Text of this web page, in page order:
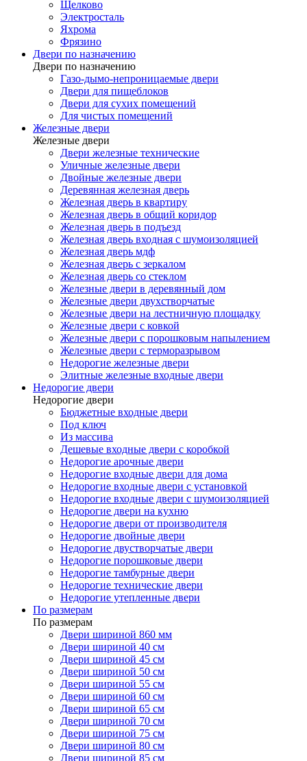
Щелково
Электросталь
Яхрома
Фрязино
Двери по назначению
Двери по назначению
Газо-дымо-непроницаемые двери
Двери для пищеблоков
Двери для сухих помещений
Для чистых помещений
Железные двери
Железные двери
Двери железные технические
Уличные железные двери
Двойные железные двери
Деревянная железная дверь
Железная дверь в квартиру
Железная дверь в общий коридор
Железная дверь в подъезд
Железная дверь входная с шумоизоляцией
Железная дверь мдф
Железная дверь с зеркалом
Железная дверь со стеклом
Железные двери в деревянный дом
Железные двери двухстворчатые
Железные двери на лестничную площадку
Железные двери с ковкой
Железные двери с порошковым напылением
Железные двери с терморазрывом
Недорогие железные двери
Элитные железные входные двери
Недорогие двери
Недорогие двери
Бюджетные входные двери
Под ключ
Из массива
Дешевые входные двери с коробкой
Недорогие арочные двери
Недорогие входные двери для дома
Недорогие входные двери с установкой
Недорогие входные двери с шумоизоляцией
Недорогие двери на кухню
Недорогие двери от производителя
Недорогие двойные двери
Недорогие двустворчатые двери
Недорогие порошковые двери
Недорогие тамбурные двери
Недорогие технические двери
Недорогие утепленные двери
По размерам
По размерам
Двери шириной 860 мм
Двери шириной 40 см
Двери шириной 45 см
Двери шириной 50 см
Двери шириной 55 см
Двери шириной 60 см
Двери шириной 65 см
Двери шириной 70 см
Двери шириной 75 см
Двери шириной 80 см
Двери шириной 85 см